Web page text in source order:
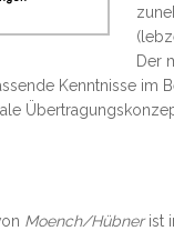
Der
Kenntnisse im
Moench/Hübnerist